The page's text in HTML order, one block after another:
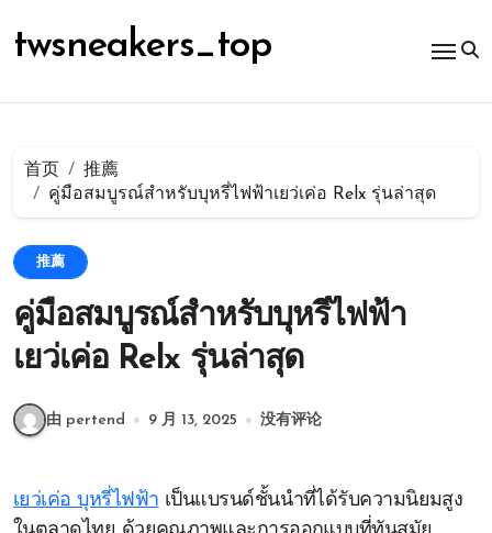
容
twsneakers_top
首页
推薦
คู่มือสมบูรณ์สำหรับบุหรี่ไฟฟ้าเยว่เค่อ Relx รุ่นล่าสุด
推薦
คู่มือสมบูรณ์สำหรับบุหรี่ไฟฟ้า
เยว่เค่อ Relx รุ่นล่าสุด
由 pertend 9 月 13, 2025 没有评论
เยว่เค่อ บุหรี่ไฟฟ้า เป็นแบรนด์ชั้นนำที่ได้รับความนิยมสูง